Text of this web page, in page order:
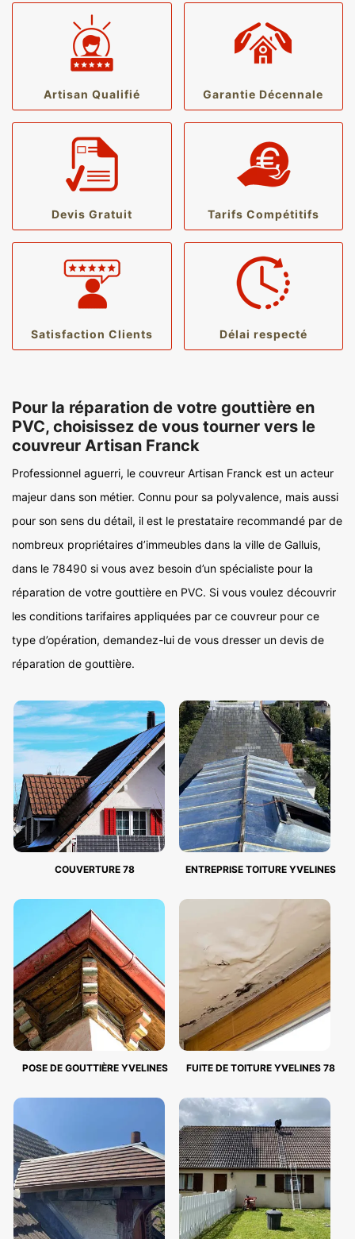
Artisan Qualifié Garantie Décennale
Devis Gratuit Tarifs Compétitifs
Satisfaction Clients Délai respecté
Pour la réparation de votre gouttière en
PVC, choisissez de vous tourner vers le
couvreur Artisan Franck
Professionnel aguerri, le couvreur Artisan Franck est un acteur
majeur dans son métier. Connu pour sa polyvalence, mais aussi
pour son sens du détail, il est le prestataire recommandé par de
nombreux propriétaires d’immeubles dans la ville de Galluis,
dans le 78490 si vous avez besoin d’un spécialiste pour la
réparation de votre gouttière en PVC. Si vous voulez découvrir
les conditions tarifaires appliquées par ce couvreur pour ce
type d’opération, demandez-lui de vous dresser un devis de
réparation de gouttière.
COUVERTURE 78 ENTREPRISE TOITURE YVELINES
POSE DE GOUTTIÈRE YVELINES FUITE DE TOITURE YVELINES 78